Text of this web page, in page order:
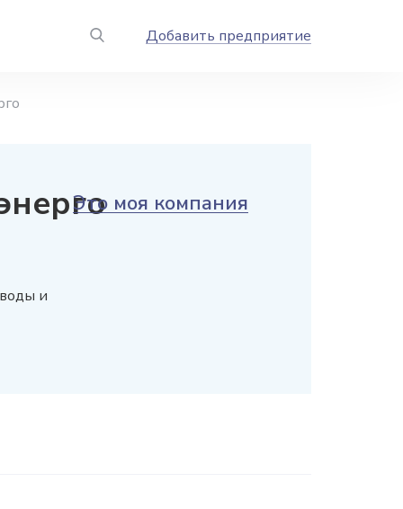
Добавить предприятие
и
Это моя компания